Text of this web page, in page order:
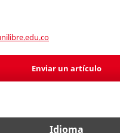
Enviar un artículo
Idioma